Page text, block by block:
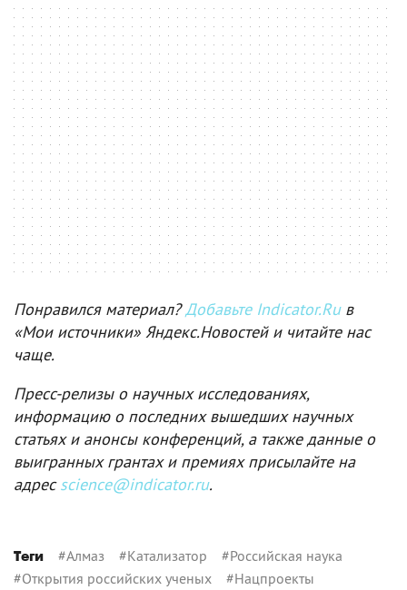
Понравился материал?Добавьте Indicator.Ruв
«Мои источники» Яндекс.Новостей и читайте нас
чаще.
Пресс-релизы о научных исследованиях,
информацию о последних вышедших научных
статьях и анонсы конференций, а также данные о
выигранных грантах и премиях присылайте на
адресscience@indicator.ru.
Теги #Алмаз #Катализатор #Российская наука
#Открытия российских ученых #Нацпроекты